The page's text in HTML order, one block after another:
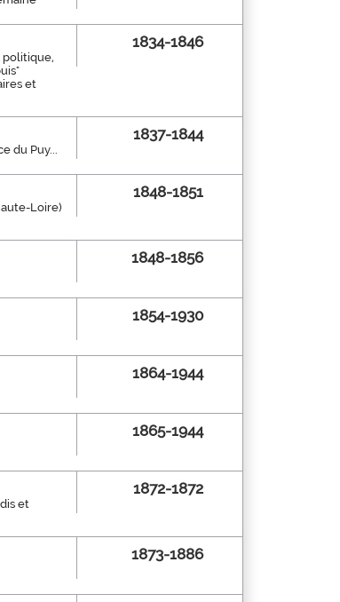
politique,
et
1834-1846
du Puy...
1837-1844
Loire)
1848-1851
1848-1856
1854-1930
1864-1944
1865-1944
et
1872-1872
1873-1886